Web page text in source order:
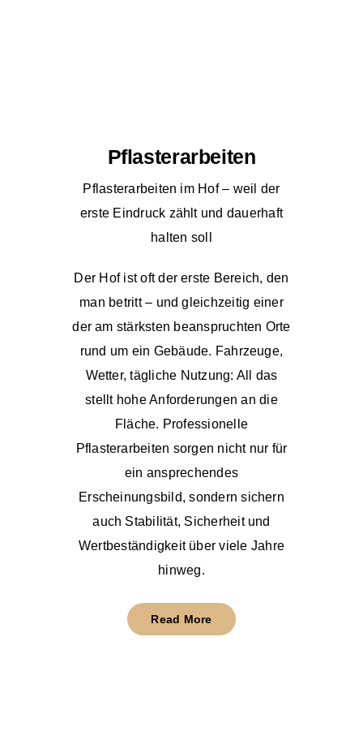
Pflasterarbeiten
Pflasterarbeiten im Hof – weil der
erste Eindruck zählt und dauerhaft
halten soll
Der Hof ist oft der erste Bereich, den
man betritt – und gleichzeitig einer
der am stärksten beanspruchten Orte
rund um ein Gebäude. Fahrzeuge,
Wetter, tägliche Nutzung: All das
stellt hohe Anforderungen an die
Fläche. Professionelle
Pflasterarbeiten sorgen nicht nur für
ein ansprechendes
Erscheinungsbild, sondern sichern
auch Stabilität, Sicherheit und
Wertbeständigkeit über viele Jahre
hinweg.
Read More